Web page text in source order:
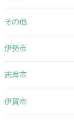
その他
伊勢市
志摩市
伊賀市